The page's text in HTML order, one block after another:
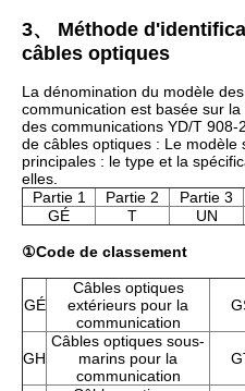
3、 Méthode
câbles optiques
La dénomination du modèle
communication est basée sur
des communications YD/T
de câbles optiques : Le modèle
principales : le type et la
elles.
Partie 1
Partie 2 Partie 3
GÉ
T UN
①Code de classement
GÉ
Câbles optiques
extérieurs pour la
communication
GH
Câbles optiques sous-
marins pour la
communication